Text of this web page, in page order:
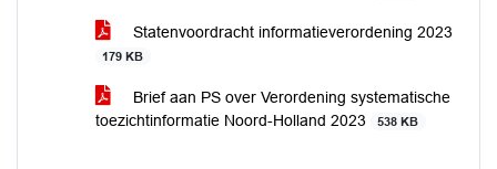
Statenvoordracht informatieverordening 2023
179 KB
Brief aan PS over Verordening systematische
toezichtinformatie Noord-Holland 2023
538 KB